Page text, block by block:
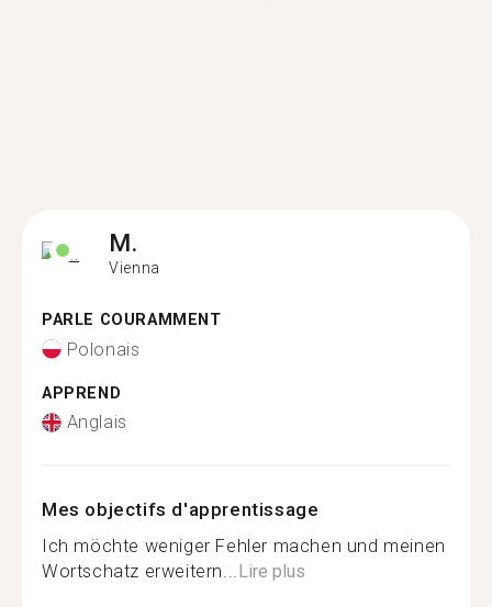
M.
Vienna
PARLE COURAMMENT
Polonais
APPREND
Anglais
Mes objectifs d'apprentissage
Ich möchte weniger Fehler machen und meinen
Wortschatz erweitern...Lire plus